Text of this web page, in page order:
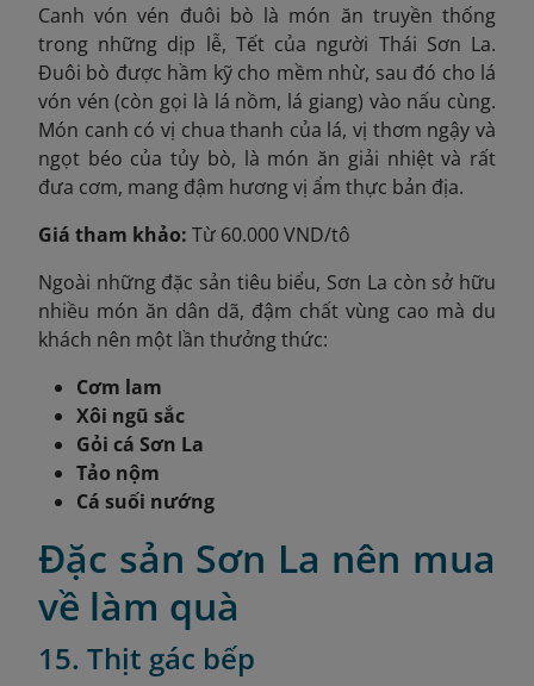
Canh vón vén đuôi bò là món ăn truyền thống
trong những dịp lễ, Tết của người Thái Sơn La.
Đuôi bò được hầm kỹ cho mềm nhừ, sau đó cho lá
vón vén (còn gọi là lá nồm, lá giang) vào nấu cùng.
Món canh có vị chua thanh của lá, vị thơm ngậy và
ngọt béo của tủy bò, là món ăn giải nhiệt và rất
đưa cơm, mang đậm hương vị ẩm thực bản địa.
Giá tham khảo: Từ 60.000 VND/tô
Ngoài những đặc sản tiêu biểu, Sơn La còn sở hữu
nhiều món ăn dân dã, đậm chất vùng cao mà du
khách nên một lần thưởng thức:
Cơm lam
Xôi ngũ sắc
Gỏi cá Sơn La
Tảo nộm
Cá suối nướng
Đặc sản Sơn La nên mua
về làm quà
15. Thịt gác bếp